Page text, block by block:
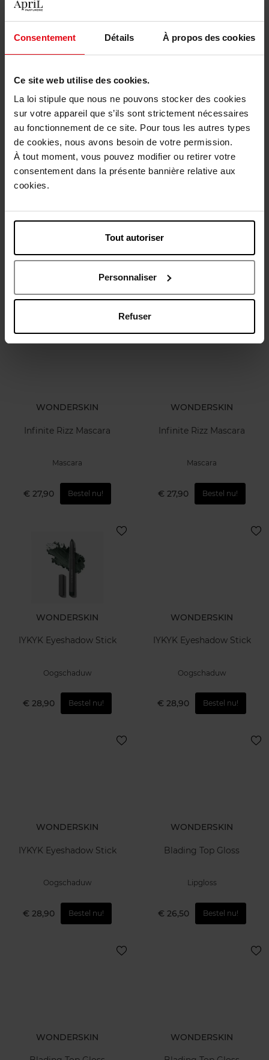
Consentement Détails À propos des cookies
Ce site web utilise des cookies.
La loi stipule que nous ne pouvons stocker des cookies
sur votre appareil que s’ils sont strictement nécessaires
au fonctionnement de ce site. Pour tous les autres types
de cookies, nous avons besoin de votre permission.
À tout moment, vous pouvez modifier ou retirer votre
consentement dans la présente bannière relative aux
cookies.
Tout autoriser
Personnaliser
Refuser
Blading Lip Stain Masque
Make-up Make-up
Lip Rehab Serum Oil
Huile lèvres
Bestel nu!
Infinite Rizz Mascara
Mascara
€ 27,90
WONDERSKIN
Infinite Rizz Mascara
Mascara
€ 27,90 Bestel nu!
WONDERSKIN
Infinite Rizz Mascara
Mascara
€ 27,90 Bestel nu!
WONDERSKIN
IYKYK Eyeshadow Stick
Oogschaduw
€ 28,90 Bestel nu!
WONDERSKIN
IYKYK Eyeshadow Stick
Oogschaduw
€ 28,90 Bestel nu!
WONDERSKIN
IYKYK Eyeshadow Stick
Oogschaduw
€ 28,90 Bestel nu!
WONDERSKIN
Blading Top Gloss
Lipgloss
€ 26,50 Bestel nu!
WONDERSKIN WONDERSKIN